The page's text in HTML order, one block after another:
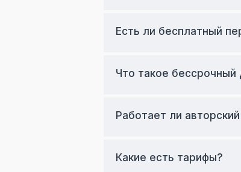
Есть ли бесплатный
Что такое бессрочный
Работает ли
Какие есть тарифы?